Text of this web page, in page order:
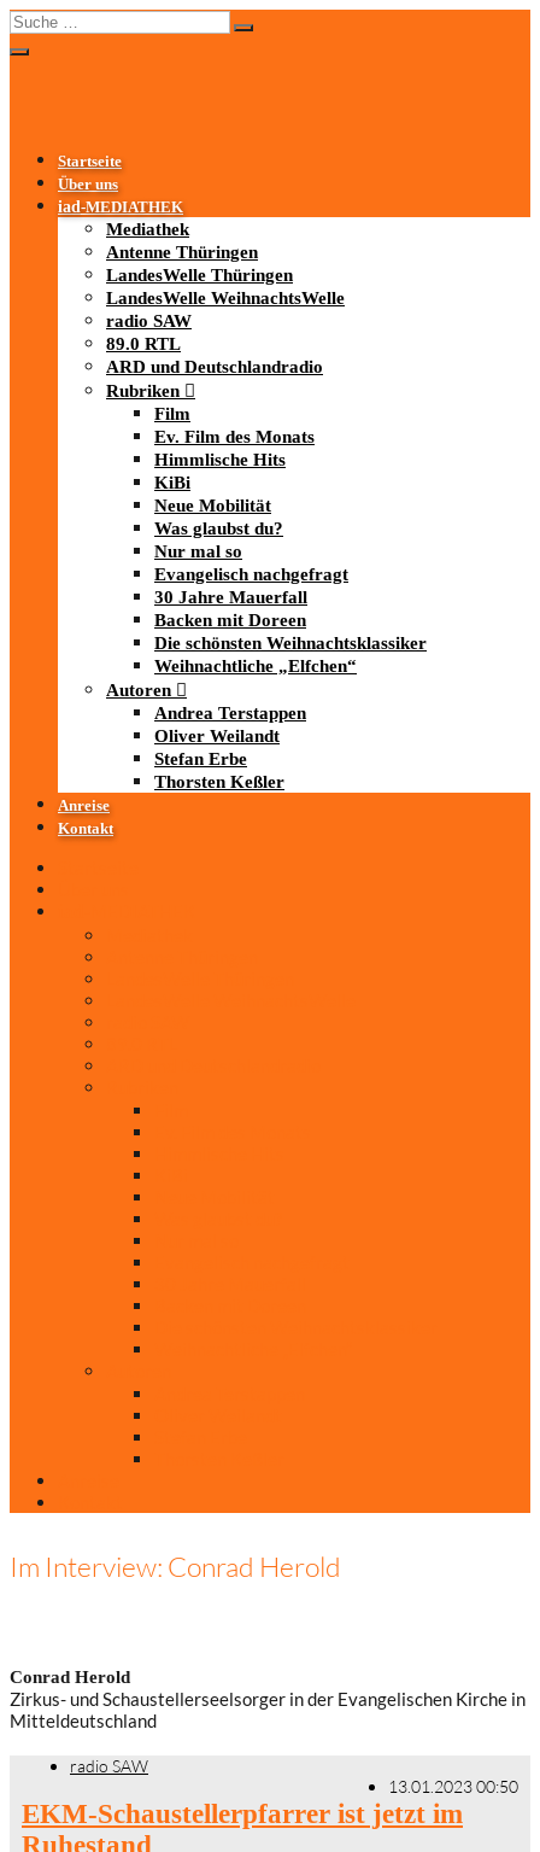
Startseite
Über uns
iad-MEDIATHEK
Mediathek
Antenne Thüringen
LandesWelle Thüringen
LandesWelle WeihnachtsWelle
radio SAW
89.0 RTL
ARD und Deutschlandradio
Rubriken
Film
Ev. Film des Monats
Himmlische Hits
KiBi
Neue Mobilität
Was glaubst du?
Nur mal so
Evangelisch nachgefragt
30 Jahre Mauerfall
Backen mit Doreen
Die schönsten Weihnachtsklassiker
Weihnachtliche „Elfchen“
Autoren
Andrea Terstappen
Oliver Weilandt
Stefan Erbe
Thorsten Keßler
Anreise
Kontakt
Im Interview: Conrad Herold
Conrad Herold
Zirkus- und Schaustellerseelsorger in der Evangelischen Kirche in
Mitteldeutschland
radio SAW
13.01.2023 00:50
EKM-Schaustellerpfarrer ist jetzt im
Ruhestand